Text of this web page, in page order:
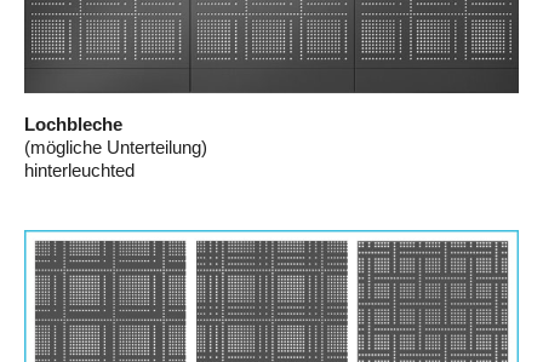
Lochbleche
(mögliche Unterteilung)
hinterleuchted